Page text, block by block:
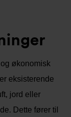
økonomisk
eksisterende
jord eller
Dette fører til